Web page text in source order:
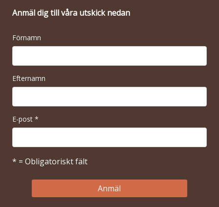
Anmäl dig till våra utskick nedan
Förnamn
Efternamn
E-post *
* = Obligatoriskt fält